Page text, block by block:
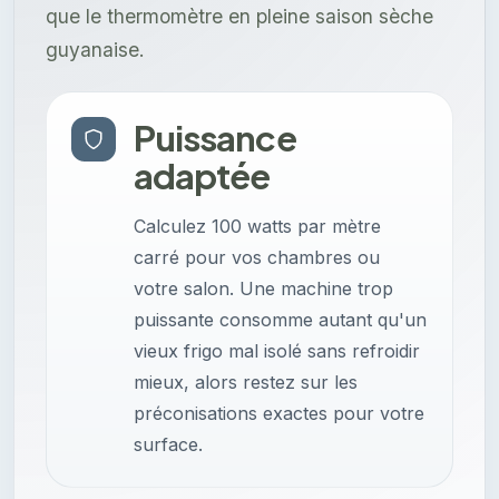
que le thermomètre en pleine saison sèche
guyanaise.
Puissance
adaptée
Calculez 100 watts par mètre
carré pour vos chambres ou
votre salon. Une machine trop
puissante consomme autant qu'un
vieux frigo mal isolé sans refroidir
mieux, alors restez sur les
préconisations exactes pour votre
surface.